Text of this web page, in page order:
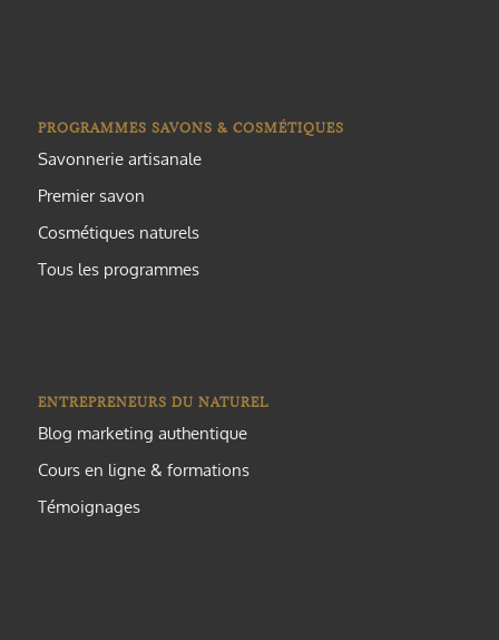
PROGRAMMES SAVONS & COSMÉTIQUES
Savonnerie artisanale
Premier savon
Cosmétiques naturels
Tous les programmes
ENTREPRENEURS DU NATUREL
Blog marketing authentique
Cours en ligne & formations
Témoignages